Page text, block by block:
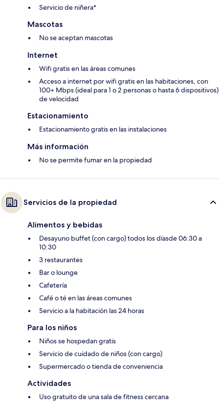
Servicio de niñera*
Mascotas
No se aceptan mascotas
Internet
Wifi gratis en las áreas comunes
Acceso a internet por wifi gratis en las habitaciones, con
100+ Mbps (ideal para 1 o 2 personas o hasta 6 dispositivos)
de velocidad
Estacionamiento
Estacionamiento gratis en las instalaciones
Más información
No se permite fumar en la propiedad
Servicios de la propiedad
Alimentos y bebidas
Desayuno buffet (con cargo) todos los díasde 06:30 a
10:30
3 restaurantes
Bar o lounge
Cafetería
Café o té en las áreas comunes
Servicio a la habitación las 24 horas
Para los niños
Niños se hospedan gratis
Servicio de cuidado de niños (con cargo)
Supermercado o tienda de conveniencia
Actividades
Uso gratuito de una sala de fitness cercana